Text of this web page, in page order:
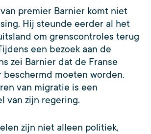
premier Barnier komt niet
Hij steunde eerder al het
om grenscontroles terug
een bezoek aan de
zei Barnier dat de Franse
beschermd moeten worden.
van migratie is een
van zijn regering.
zijn niet alleen politiek,